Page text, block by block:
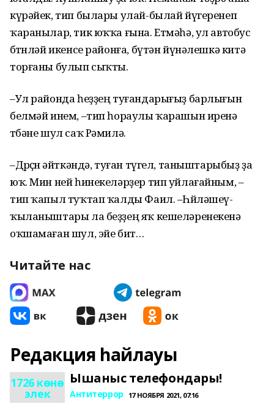
күрәйек, тип былары улай-былай йүгеренеп
ҡаранылар, тик юҡҡа ғына. Етмәһә, ул автобус
бөтөнләй икенсе районға, бүтән йүнәлешкә китә
торғаны булып сыҡты.
–Ул районда һеҙҙең туғандарығыҙ барлығын
белмәй инем, –тип һораулы ҡарашын иренә
төбәне шул саҡ Рәмилә.
–Дөрөҫөн әйткәндә, туған түгел, таныштарыбыҙ ҙа
юҡ. Мин ней һинекеләрҙер тип уйлағайным, –
тип ҡапыл туҡтап ҡалды Фаил. –Һөйләшеү-
ҡыланыштары ла беҙҙең яҡ кешеләренекенә
оҡшамаған шул, эйе бит…
Читайте нас
Редакция һайлауы
1726 көнө
элек
Ышаныс телефондары!
Антитеррор 17 НОЯБРЯ 2021, 07:16